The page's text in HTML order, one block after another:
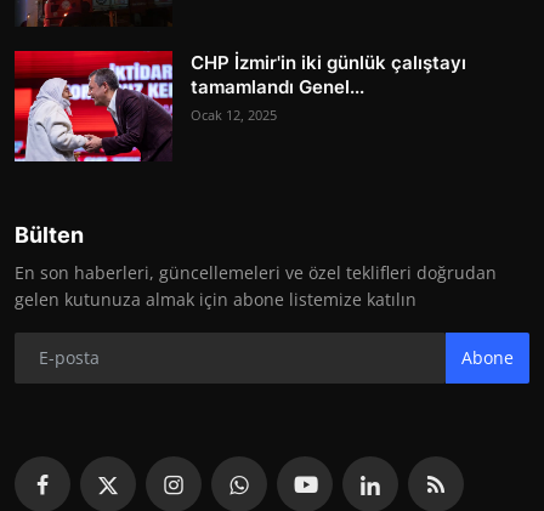
CHP İzmir'in iki günlük çalıştayı
tamamlandı Genel...
Ocak 12, 2025
Bülten
En son haberleri, güncellemeleri ve özel teklifleri doğrudan
gelen kutunuza almak için abone listemize katılın
Abone